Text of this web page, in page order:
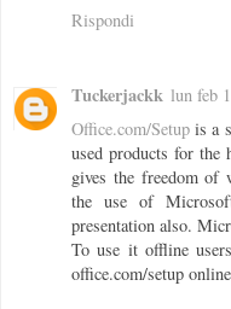
Rispondi
Tuckerjackk lun feb
Office.com/Setup is a
used products for the
gives the freedom of
the use of
presentation also.
To use it offline
office.com/setup online